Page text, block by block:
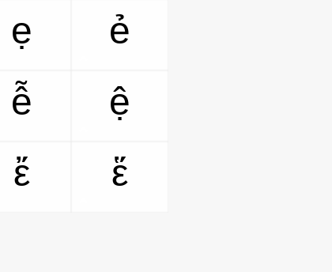
ẹ
ẻ
ễ
ệ
ἔ ἕ